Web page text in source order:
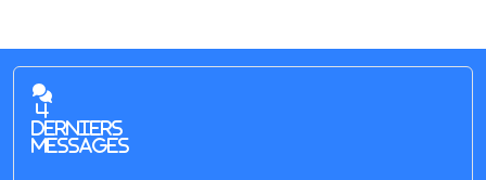
4
derniers
messages